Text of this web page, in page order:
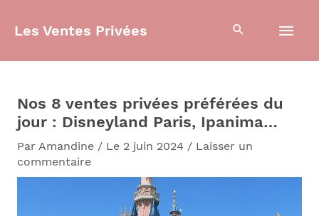
Les Ventes Privées
Nos 8 ventes privées préférées du
jour : Disneyland Paris, Ipanima…
Par Amandine / Le 2 juin 2024 / Laisser un
commentaire